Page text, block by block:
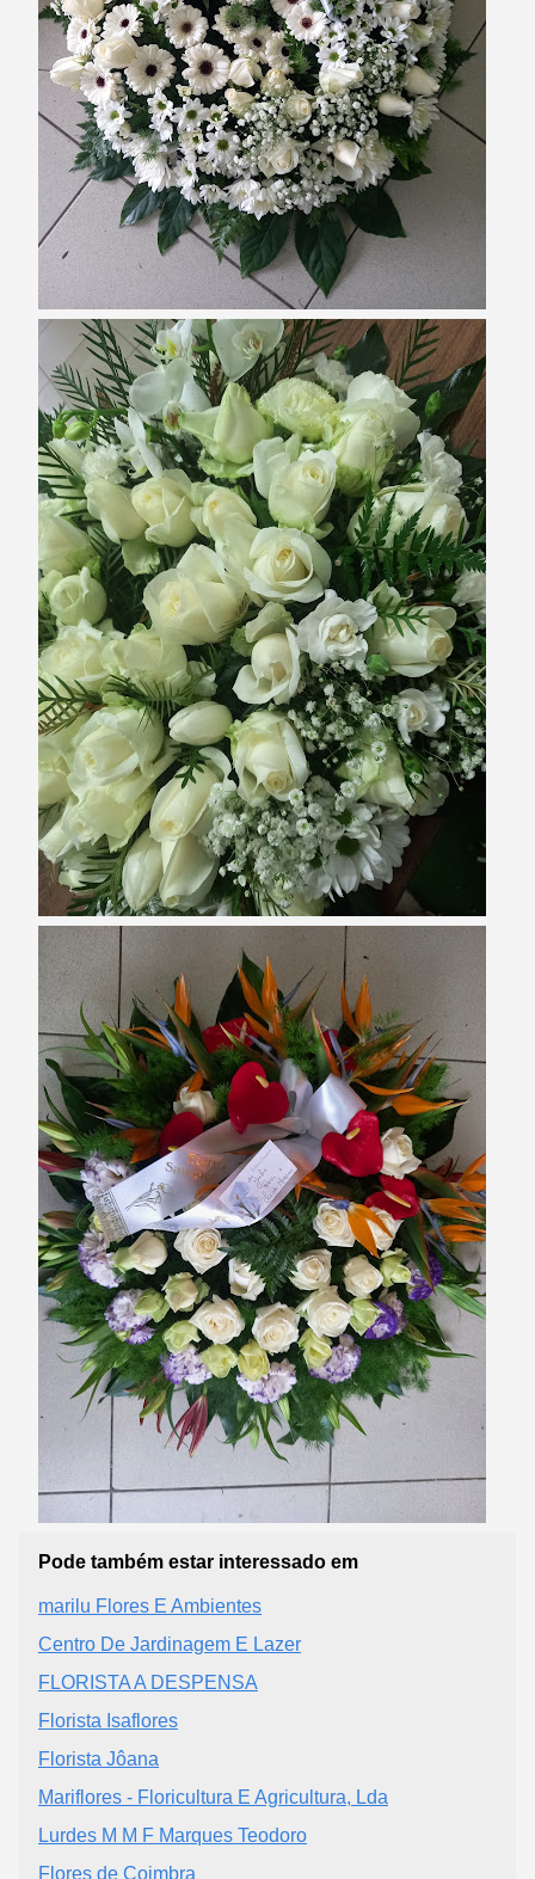
Pode também estar interessado em
marilu Flores E Ambientes
Centro De Jardinagem E Lazer
FLORISTA A DESPENSA
Florista Isaflores
Florista Jôana
Mariflores - Floricultura E Agricultura, Lda
Lurdes M M F Marques Teodoro
Flores de Coimbra